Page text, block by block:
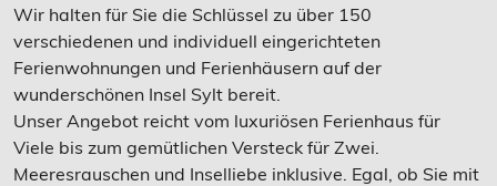
Wir halten für Sie die Schlüssel zu über 150
verschiedenen und individuell eingerichteten
Ferienwohnungen und Ferienhäusern auf der
wunderschönen Insel Sylt bereit.
Unser Angebot reicht vom luxuriösen Ferienhaus für
Viele bis zum gemütlichen Versteck für Zwei.
Meeresrauschen und Inselliebe inklusive. Egal, ob Sie mit